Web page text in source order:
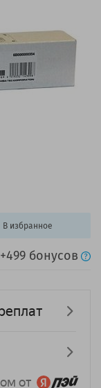
+499 бонусов
В избранное